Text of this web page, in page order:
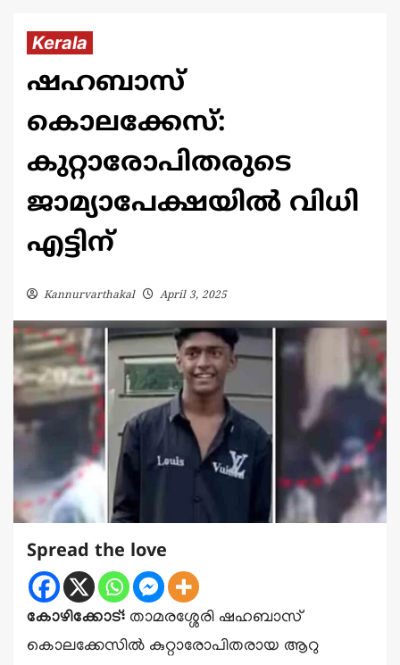
Kerala
ഷഹബാസ്
കൊലക്കേസ്:
കുറ്റാരോപിതരുടെ
ജാമ്യാപേക്ഷയില്‍ വിധി
എട്ടിന്
Kannurvarthakal April 3, 2025
Spread the love
കോഴിക്കോട്: താമരശ്ശേരി ഷഹബാസ്
കൊലക്കേസില്‍ കുറ്റാരോപിതരായ ആറു